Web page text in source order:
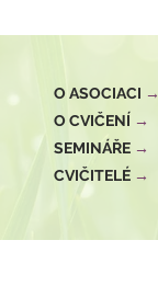
O ASOCIACI →
O CVIČENÍ →
SEMINÁŘE →
CVIČITELÉ →